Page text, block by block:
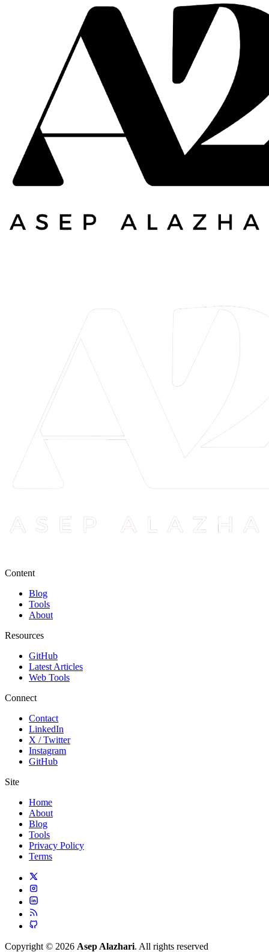
Content
Blog
Tools
About
Resources
GitHub
Latest Articles
Web Tools
Connect
Contact
LinkedIn
X / Twitter
Instagram
GitHub
Site
Home
About
Blog
Tools
Privacy Policy
Terms
Copyright © 2026 Asep Alazhari. All rights reserved